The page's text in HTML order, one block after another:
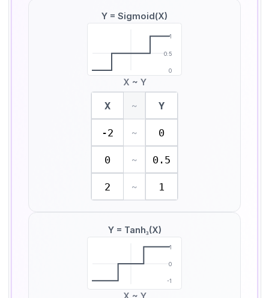
Y = Sigmoid(X)
0
0.5
1
X ~ Y
X ~ Y
-2 ~ 0
0 ~ 0.5
2 ~ 1
Y = Tanh₃(X)
-1
0
1